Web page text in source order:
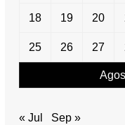
18 19 20
25 26 27
« Jul Sep »